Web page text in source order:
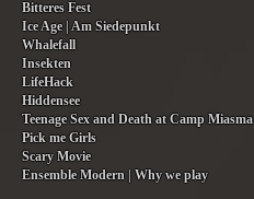
Bitteres Fest
Ice Age | Am Siedepunkt
Whalefall
Insekten
LifeHack
Hiddensee
Teenage Sex and Death at Camp Miasma
Pick me Girls
Scary Movie
Ensemble Modern | Why we play